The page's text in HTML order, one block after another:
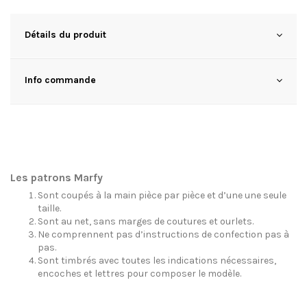
Détails du produit
Info commande
Les patrons Marfy
Sont coupés à la main pièce par pièce et d’une une seule
taille.
Sont au net, sans marges de coutures et ourlets.
Ne comprennent pas d’instructions de confection pas à
pas.
Sont timbrés avec toutes les indications nécessaires,
encoches et lettres pour composer le modèle.